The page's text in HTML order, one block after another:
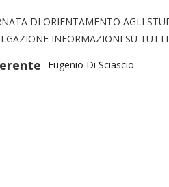
DI ORIENTAMENTO AGLI
INFORMAZIONI SU
Eugenio Di Sciascio